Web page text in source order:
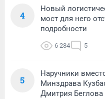
4
Новый
мост для него
подробности
6 284 5
5
Наручники
Минздрава
Дмитрия Беглова